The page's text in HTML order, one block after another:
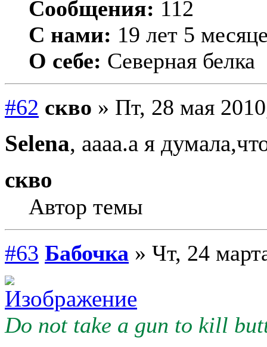
Сообщения: 112
С нами: 19 лет 5
О себе: Северная белка
#62 скво » Пт, 28 мая
Selena, аааа.а я
скво
Автор темы
#63 Бабочка » Чт, 24
Do not take a gun to kill